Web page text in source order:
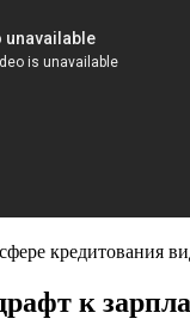
кредитования
к